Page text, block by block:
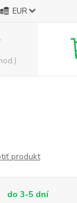
EUR
produkt
do 3-5 dní